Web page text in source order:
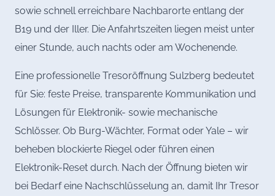
sowie schnell erreichbare Nachbarorte entlang der
B19 und der Iller. Die Anfahrtszeiten liegen meist unter
einer Stunde, auch nachts oder am Wochenende.
Eine professionelle Tresoröffnung Sulzberg bedeutet
für Sie: feste Preise, transparente Kommunikation und
Lösungen für Elektronik- sowie mechanische
Schlösser. Ob Burg-Wächter, Format oder Yale – wir
beheben blockierte Riegel oder führen einen
Elektronik-Reset durch. Nach der Öffnung bieten wir
bei Bedarf eine Nachschlüsselung an, damit Ihr Tresor